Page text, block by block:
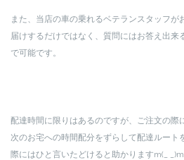
また、当店の車の乗れるベテランスタッフが
届けするだけではなく、質問にはお答え出来
で可能です。
配達時間に限りはあるのですが、ご注文の際
次のお宅への時間配分をずらして配達ルート
際にはひと言いたどけると助かりますm(_ _)m